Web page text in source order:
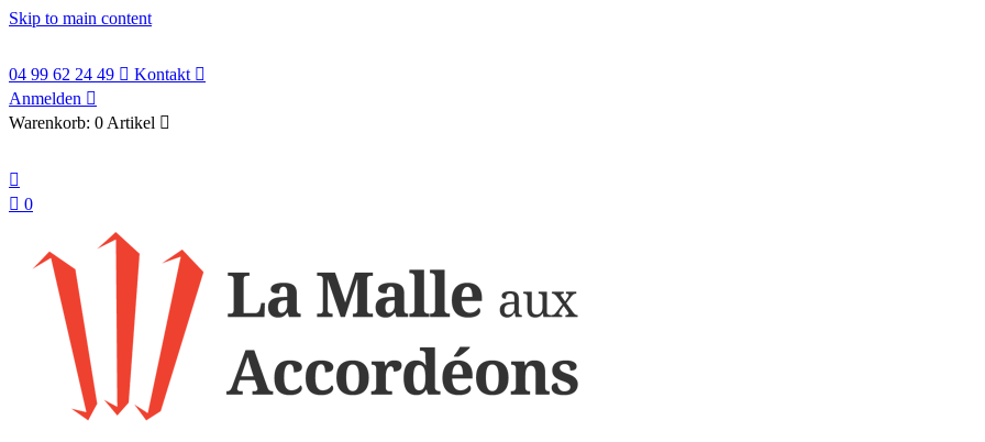
Skip to main content
04 99 62 24 49  Kontakt 
Anmelden 
Warenkorb: 0 Artikel 

 0